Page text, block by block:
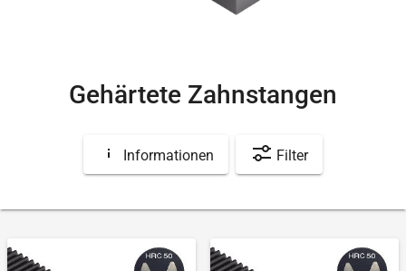
Gehärtete Zahnstangen
Informationen Filter